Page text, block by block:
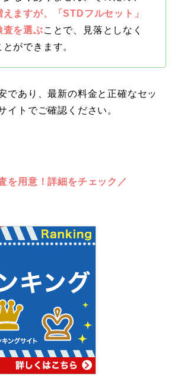
ますが、「STDフルセット」
査を選ぶことで、見落としなく
ができます。
であり、最新の料金と正確なセッ
イトでご確認ください。
を用意！詳細をチェック／